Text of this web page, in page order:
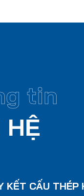
tin
HỆ
KẾT CẤU THÉP